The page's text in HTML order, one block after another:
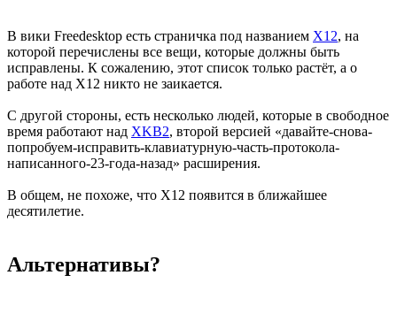
В вики Freedesktop есть страничка под названием X12, на
которой перечислены все вещи, которые должны быть
исправлены. К сожалению, этот список только растёт, а о
работе над X12 никто не заикается.
С другой стороны, есть несколько людей, которые в свободное
время работают над XKB2, второй версией «давайте-снова-
попробуем-исправить-клавиатурную-часть-протокола-
написанного-23-года-назад» расширения.
В общем, не похоже, что X12 появится в ближайшее
десятилетие.
Альтернативы?